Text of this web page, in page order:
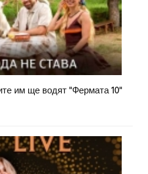
им ще водят "Фермата 10"